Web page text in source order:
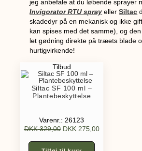
jeg anbefale at du løbende sprayer
Invigorator RTU spray ellerSiltac
skadedyr på en mekanisk og ikke
kan spises med det samme), og
let gødning direkte på træets blade
hurtigvirkende!
Tilbud
Siltac SF 100 ml –
Plantebeskyttelse
Varenr.: 26123
DKK329,00 DKK275,00